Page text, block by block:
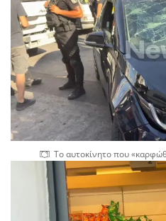
Το αυτοκίνητο που